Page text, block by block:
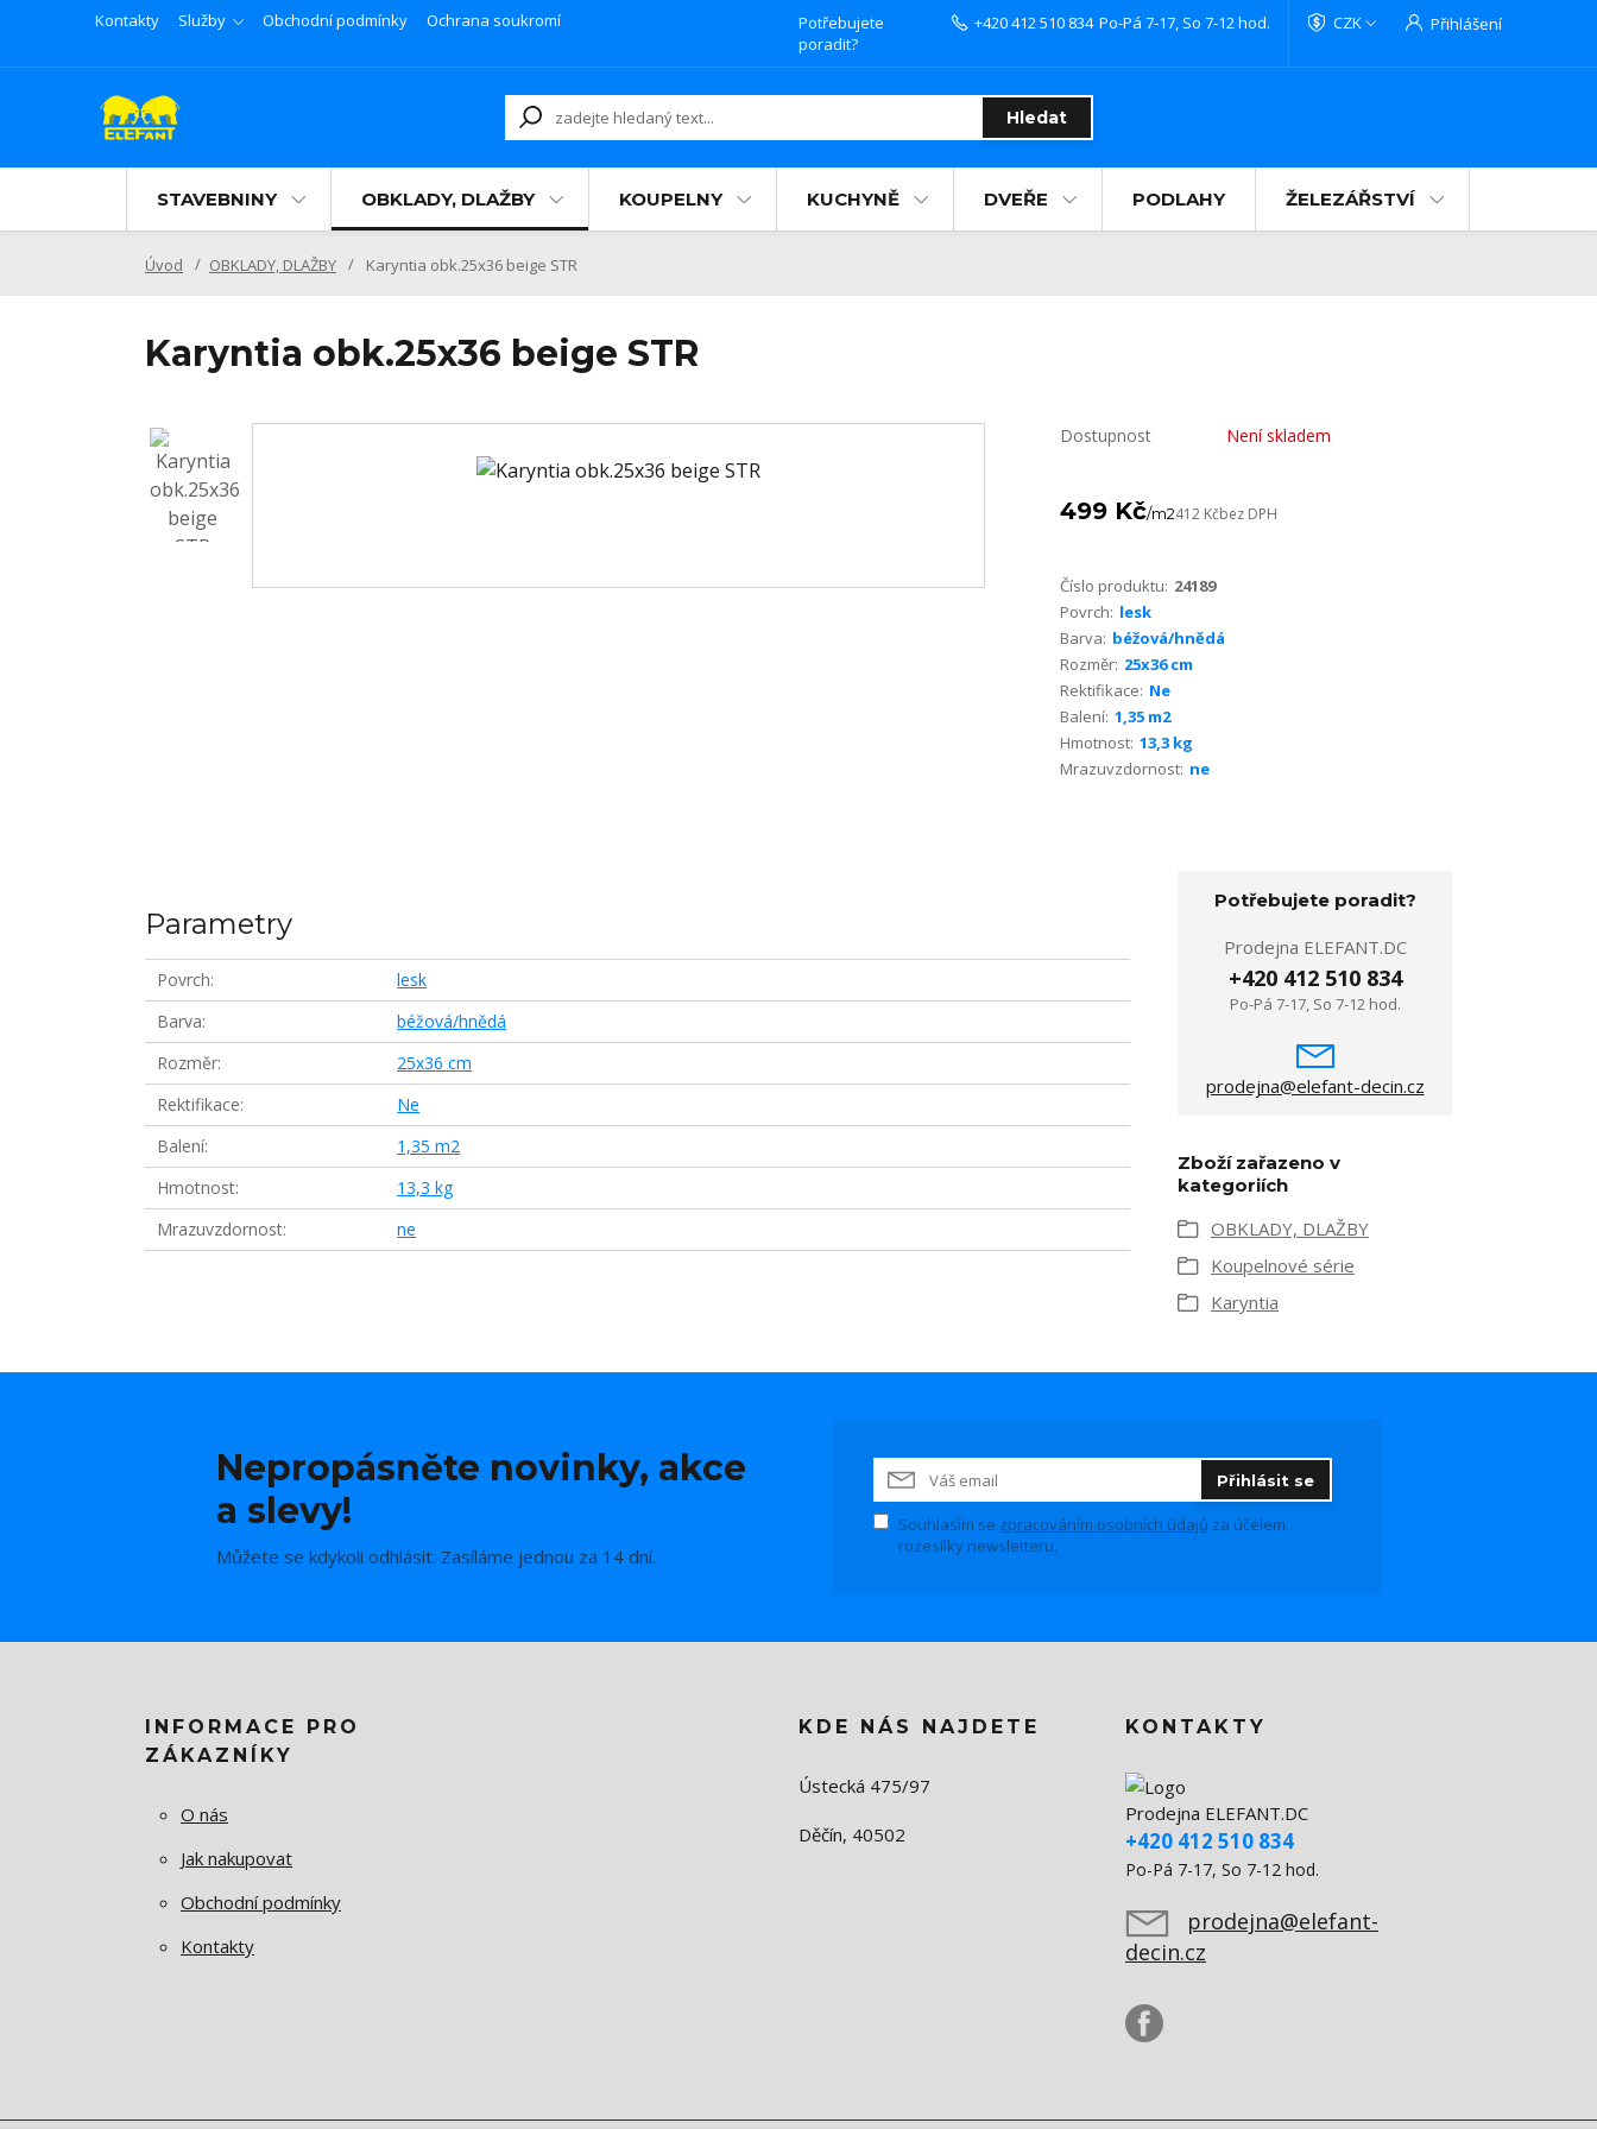
Kontakty Služby Obchodní podmínky Ochrana soukromí CZK Přihlášení
Hledat
Potřebujete
poradit?
+420 412 510 834 Po-Pá 7-17, So 7-12 hod.
STAVEBNINY OBKLADY, DLAŽBY KOUPELNY KUCHYNĚ DVEŘE PODLAHY ŽELEZÁŘSTVÍ
Úvod OBKLADY, DLAŽBY Karyntia obk.25x36 beige STR
Karyntia obk.25x36 beige STR
Dostupnost Není skladem
499 Kč/m2412 Kčbez DPH
Číslo produktu: 24189
Povrch: lesk
Barva: béžová/hnědá
Rozměr: 25x36 cm
Rektifikace: Ne
Balení: 1,35 m2
Hmotnost: 13,3 kg
Mrazuvzdornost: ne
Parametry
Povrch
lesk
Barva
béžová/hnědá
Rozměr
25x36 cm
Rektifikace
Ne
Balení
1,35 m2
Hmotnost
13,3 kg
Mrazuvzdornost
ne
Potřebujete poradit?
Prodejna ELEFANT.DC
+420 412 510 834
Po-Pá 7-17, So 7-12 hod.
prodejna@elefant-decin.cz
Zboží zařazeno v
kategoriích
OBKLADY, DLAŽBY
Koupelnové série
Karyntia
Nepropásněte novinky, akce
a slevy!
Můžete se kdykoli odhlásit. Zasíláme jednou za 14 dní.
Přihlásit se
Souhlasím se zpracováním osobních údajů za účelem
rozesílky newsletteru.
INFORMACE PRO
ZÁKAZNÍKY
O nás
Jak nakupovat
Obchodní podmínky
Kontakty
KDE NÁS NAJDETE
Ústecká 475/97
Děčín, 40502
KONTAKTY
Prodejna ELEFANT.DC
+420 412 510 834
Po-Pá 7-17, So 7-12 hod.
prodejna@elefant-
decin.cz